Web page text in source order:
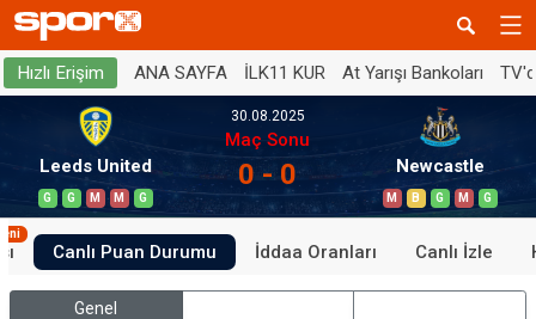
Hızlı Erişim ANA SAYFA İLK11 KUR At Yarışı Bankoları
Leeds United
G G M M G
30.08.2025
Maç Sonu
0 - 0 Newcastle
M B G M G
Canlı Puan Durumu İddaa Oranları Canlı İzle
Genel